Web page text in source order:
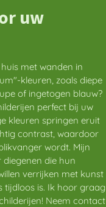
uw
met wanden in
kleuren, zoals diepe
of ingetogen blauw?
perfect bij uw
kleuren springen eruit
contrast, waardoor
wordt. Mijn
die hun
verrijken met kunst
tijdloos is. Ik hoor graag
Neem contact